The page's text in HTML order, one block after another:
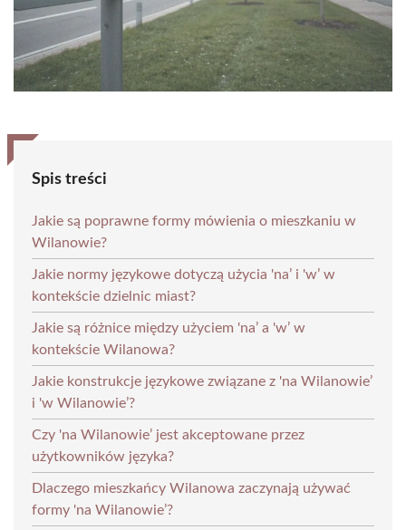
Spis treści
Jakie są poprawne formy mówienia o mieszkaniu w
Wilanowie?
Jakie normy językowe dotyczą użycia 'na’ i 'w’ w
kontekście dzielnic miast?
Jakie są różnice między użyciem 'na’ a 'w’ w
kontekście Wilanowa?
Jakie konstrukcje językowe związane z 'na Wilanowie’
i 'w Wilanowie’?
Czy 'na Wilanowie’ jest akceptowane przez
użytkowników języka?
Dlaczego mieszkańcy Wilanowa zaczynają używać
formy 'na Wilanowie’?